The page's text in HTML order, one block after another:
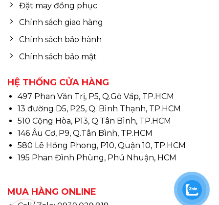
Đặt may đồng phục
Chính sách giao hàng
Chính sách bảo hành
Chính sách bảo mật
HỆ THỐNG CỬA HÀNG
497 Phan Văn Trị, P5, Q.Gò Vấp, TP.HCM
13 đường D5, P25, Q. Bình Thạnh, TP.HCM
510 Cộng Hòa, P13, Q.Tân Bình, TP.HCM
146 Âu Cơ, P9, Q.Tân Bình, TP.HCM
580 Lê Hồng Phong, P10, Quận 10, TP.HCM
195 Phan Đình Phùng, Phú Nhuận, HCM
MUA HÀNG ONLINE